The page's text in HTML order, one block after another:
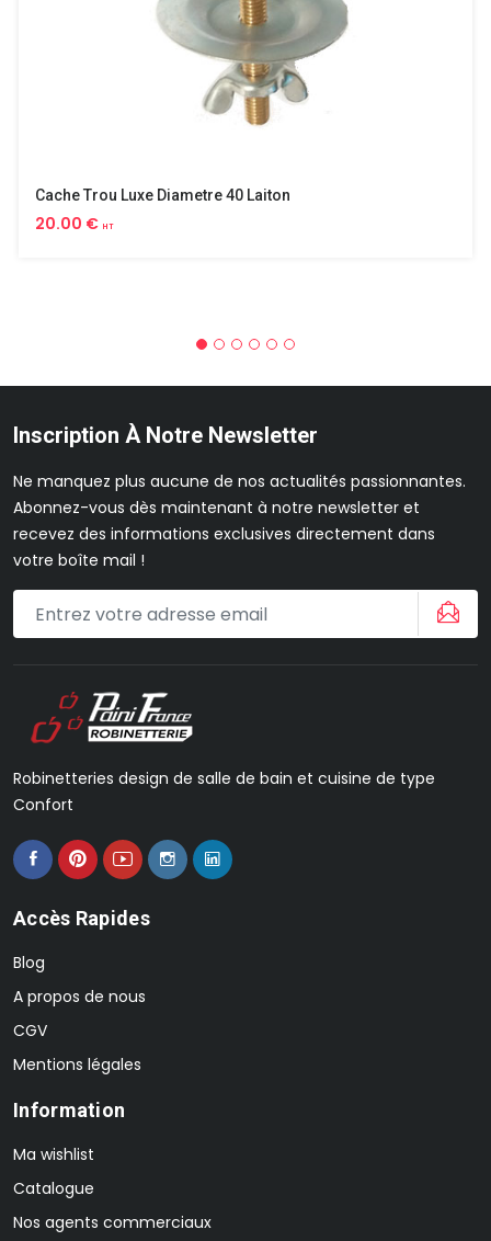
Cache Trou Luxe Diametre 40 Laiton
20.00 € HT
Inscription À Notre Newsletter
Ne manquez plus aucune de nos actualités passionnantes.
Abonnez-vous dès maintenant à notre newsletter et
recevez des informations exclusives directement dans
votre boîte mail !
Robinetteries design de salle de bain et cuisine de type
Confort
Accès Rapides
Blog
A propos de nous
CGV
Mentions légales
Information
Ma wishlist
Catalogue
Nos agents commerciaux